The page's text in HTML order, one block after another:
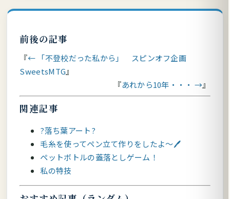
前後の記事
← 「不登校だった私から」 スピンオフ企画
SweetsMTG
あれから10年・・・ →
関連記事
?落ち葉アート?
毛糸を使ってペン立て作りをしたよ～🖊
ペットボトルの蓋落としゲーム！
私の特技